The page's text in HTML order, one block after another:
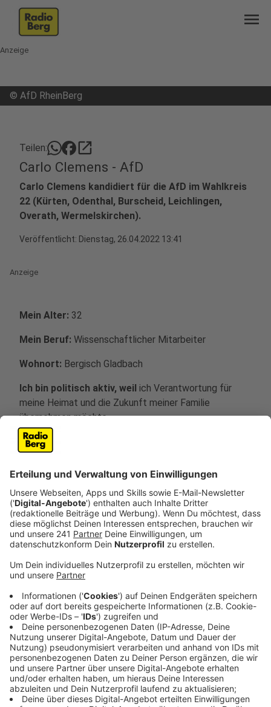
menu
Anzeige
© AfD RheinBerg
Teilen: open_in_new
Carlo Clemens - AfD
Carlo Clemens kandidiert für die AfD im Wahlkreis
22 (Kürten, Odenthal, Burscheid, Leichlingen,
Overath, Wermelskirchen).
Veröffentlicht: Dienstag, 26.04.2022 13:41
Anzeige
Mein Alter: 32
Mein Beruf: Wissenschaftlicher Mitarbeiter
Wohnort: Bergisch Gladbach
Ich bin politisch aktiv, weil ich Verantwortung für
meine Heimat und die Zukunft meiner Familie
übernehmen möchte.
Mein größtes politisches Vorbild ist
weil er in schwierigen Zeiten klug für seine
Überzeugungen kämpfte und auf diesem Fundament
Landes getroffen hat.
Diese drei Themen liegen mir besonders am
Herzen:
Förderung der dualen Berufsausbildung
Stärkung eines ausdifferenzierten Schulwesens
Förderung regionaler Baukultur
Wo sehen Sie im Rheinisch-Bergischen den
größten Handlungsbedarf?
Angemessene, sanierte Räumlichkeiten, beste
Ausstattung und ausreichend Lehrkräfte für die
Schulen im RBK. Die Schulvielfalt des
mehrgliedrigen Bildungssystems muss erhalten